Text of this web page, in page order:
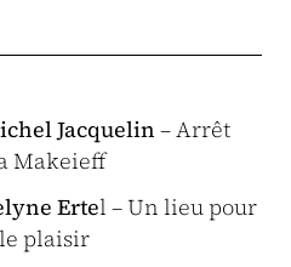
Jacquelin – Arrêt
Makeieff
Ertel – Un lieu pour
plaisir